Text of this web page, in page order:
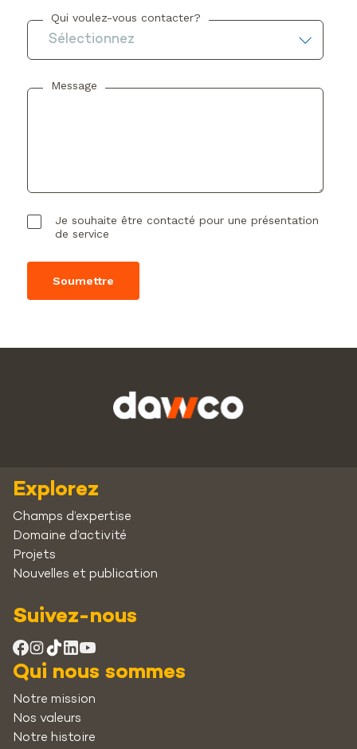
Qui voulez-vous contacter?
Message
Je souhaite être contacté pour une présentation
de service
Explorez
Champs d’expertise
Domaine d’activité
Projets
Nouvelles et publication
Suivez-nous
Qui nous sommes
Notre mission
Nos valeurs
Notre histoire